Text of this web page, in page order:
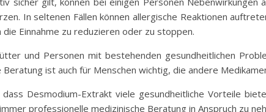
In seltenen Fällen können allergische Reaktionen
Einnahme zu reduzieren oder zu stoppen.
und Personen mit bestehenden gesundheitlichen
ist auch für Menschen wichtig, die andere
Desmodium-Extrakt viele gesundheitliche Vorteile
professionelle medizinische Beratung in Anspruch zu